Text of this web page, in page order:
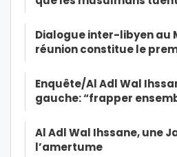
Dialogue inter-libyen au
réunion constitue le
Enquête/Al Adl Wal
gauche: “frapper
Al Adl Wal Ihssane, une
l’amertume